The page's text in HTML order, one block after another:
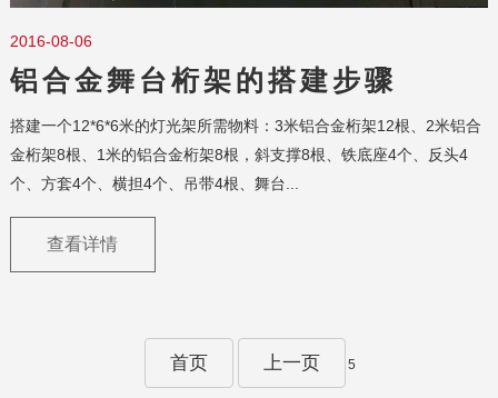
2016-08-06
铝合金舞台桁架的搭建步骤
搭建一个12*6*6米的灯光架所需物料：3米铝合金桁架12根、2米铝合
金桁架8根、1米的铝合金桁架8根，斜支撑8根、铁底座4个、反头4
个、方套4个、横担4个、吊带4根、舞台...
查看详情
首页 上一页 5